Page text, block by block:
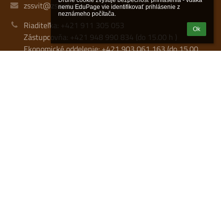
nemu EduPage vie identifikovať prihlásenie z
neznámeho počítača.
Ok
zssvit@zssvit.eu
Riaditeľka: +421 911 305 053
Zástupcovňa: +421 948 990 834 (do 15.00 h )
Ekonomické oddelenie: +421 903 061 163 (do 15.00